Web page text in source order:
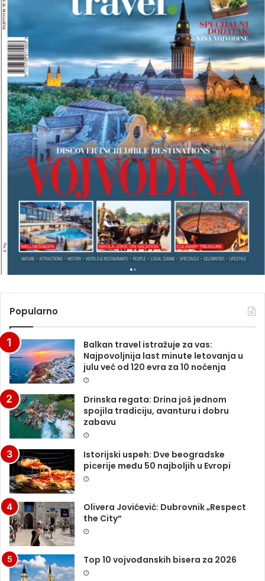
B
A
L
A
Popularno
Balkan travel istražuje za vas:
Najpovoljnija last minute letovanja u
julu već od 120 evra za 10 noćenja
Drinska regata: Drina još jednom
spojila tradiciju, avanturu i dobru
zabavu
Istorijski uspeh: Dve beogradske
picerije među 50 najboljih u Evropi
Olivera Jovićević: Dubrovnik „Respect
the City“
Top 10 vojvođanskih bisera za 2026